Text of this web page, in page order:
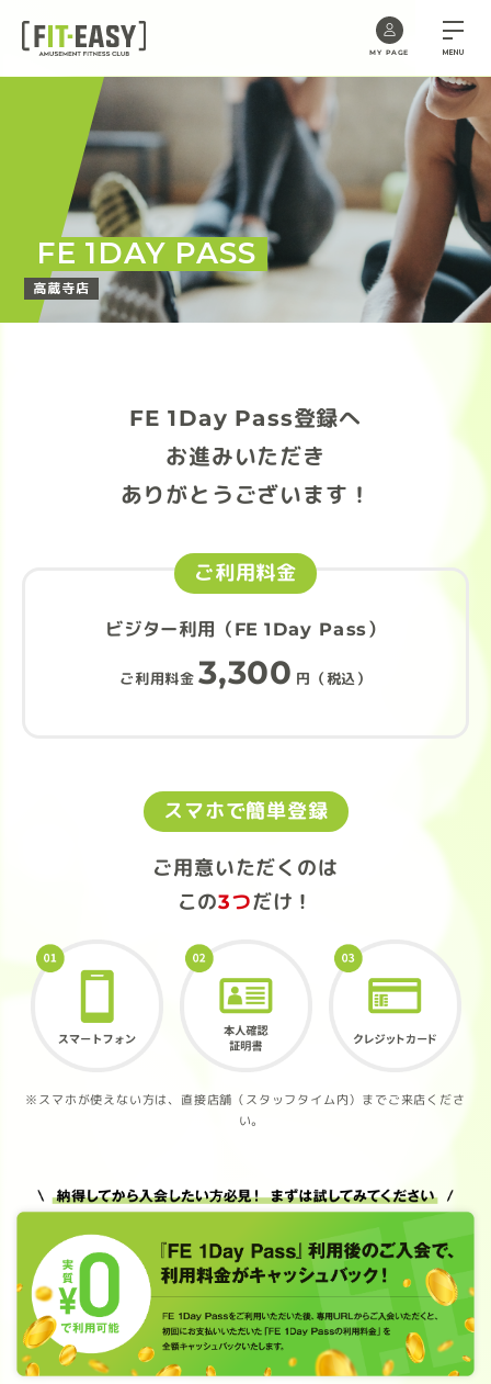
content
MY PAGE MENU
FE 1DAY PASS
高蔵寺店
FE 1Day Pass登録へ
お進みいただき
ありがとうございます！
ご利用料金
ビジター利用（FE 1Day Pass）
ご利用料金 3,300 円（税込）
スマホで簡単登録
ご用意いただくのは
この3つだけ！
※スマホが使えない方は、直接店舗（スタッフタイム内）までご来店くださ
い。